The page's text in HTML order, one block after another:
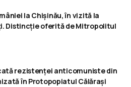
la Chișinău, în vizită la
Distincție oferită de Mitropolitul
rezistenței anticomuniste din
în Protopopiatul Călărași